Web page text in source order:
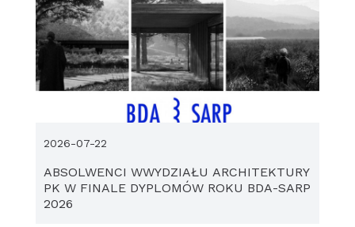
ABSOLWENCI WWYDZIAŁU ARCHITEKTURY
PK W FINALE DYPLOMÓW ROKU BDA-SARP
2026
2026-07-22